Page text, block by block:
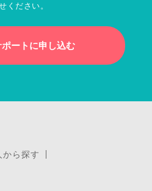
ください。
ートに申し込む
ら探す